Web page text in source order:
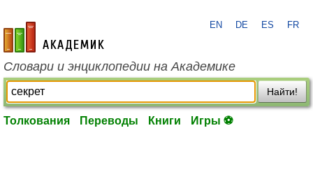
academic.ru
EN DE ES FR
Словари и энциклопедии на Академике
Найти!
Толкования Переводы Книги Игры ⚽